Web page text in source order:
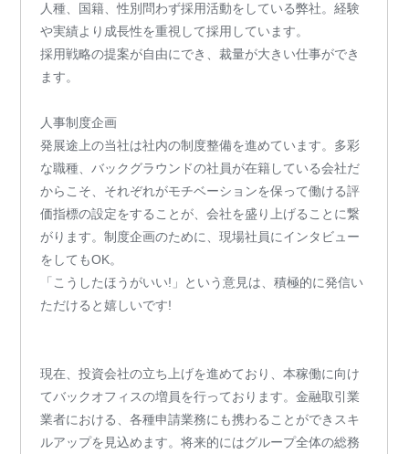
人種、国籍、性別問わず採用活動をしている弊社。経験
や実績より成長性を重視して採用しています。
採用戦略の提案が自由にでき、裁量が大きい仕事ができ
ます。
人事制度企画
発展途上の当社は社内の制度整備を進めています。多彩
な職種、バックグラウンドの社員が在籍している会社だ
からこそ、それぞれがモチベーションを保って働ける評
価指標の設定をすることが、会社を盛り上げることに繋
がります。制度企画のために、現場社員にインタビュー
をしてもOK。
「こうしたほうがいい!」という意見は、積極的に発信い
ただけると嬉しいです!
現在、投資会社の立ち上げを進めており、本稼働に向け
てバックオフィスの増員を行っております。金融取引業
業者における、各種申請業務にも携わることができスキ
ルアップを見込めます。将来的にはグループ全体の総務